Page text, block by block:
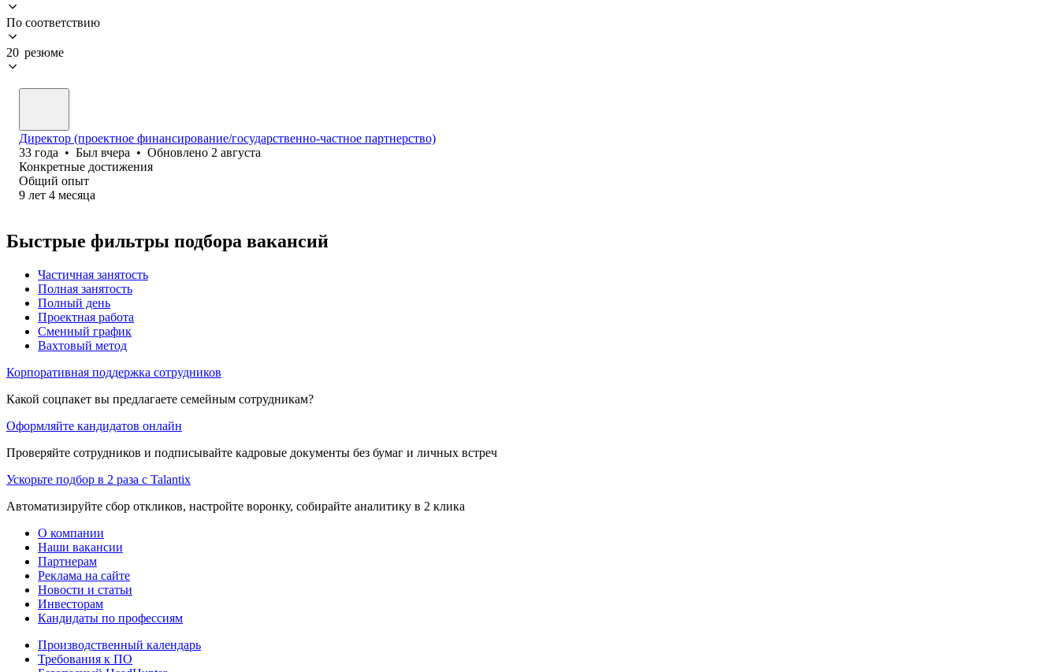
По соответствию
20 резюме
Директор (проектное финансирование/государственно-частное партнерство)
33 года • Был вчера • Обновлено 2 августа
Конкретные достижения
Общий опыт
9 лет 4 месяца
Быстрые фильтры подбора вакансий
Частичная занятость
Полная занятость
Полный день
Проектная работа
Сменный график
Вахтовый метод
Корпоративная поддержка сотрудников
Какой соцпакет вы предлагаете семейным сотрудникам?
Оформляйте кандидатов онлайн
Проверяйте сотрудников и подписывайте кадровые документы без бумаг и личных встреч
Ускорьте подбор в 2 раза с Talantix
Автоматизируйте сбор откликов, настройте воронку, собирайте аналитику в 2 клика
О компании
Наши вакансии
Партнерам
Реклама на сайте
Новости и статьи
Инвесторам
Кандидаты по профессиям
Производственный календарь
Требования к ПО